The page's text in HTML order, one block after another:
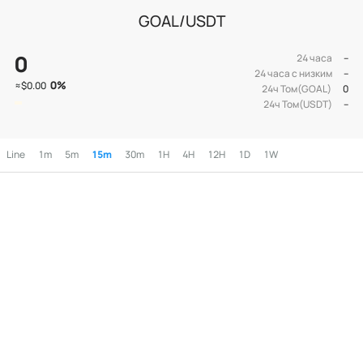
GOAL/USDT
0
≈$0.00 0%
24 часа
--
24 часа с низким
--
24ч Том(GOAL)
0
24ч Том(USDT)
--
Line 1m 5m 15m 30m 1H 4H 12H 1D 1W